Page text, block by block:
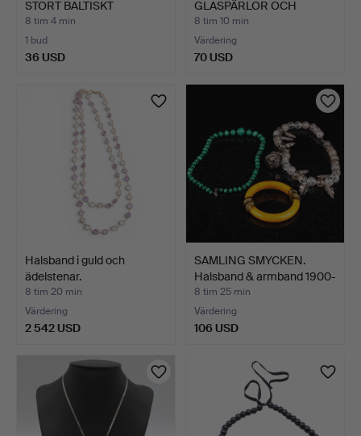
STORT BALTISKT
BÄRNSTENS…
8 tim 4 min
1 bud
36 USD
GLASPÄRLOR OCH
METALLELEM…
8 tim 10 min
Värdering
70 USD
Halsband i guld och
ädelstenar.
8 tim 20 min
Värdering
2 542 USD
SAMLING SMYCKEN.
Halsband & armband 1900-
t…
8 tim 25 min
Värdering
106 USD